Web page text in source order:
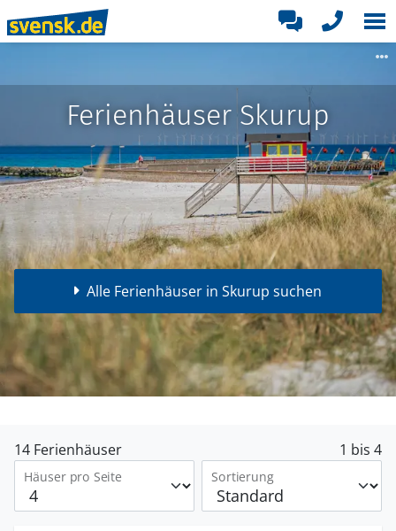
Ferienhäuser Skurup
Alle Ferienhäuser in Skurup suchen
14 Ferienhäuser 1 bis 4
Häuser pro Seite Sortierung